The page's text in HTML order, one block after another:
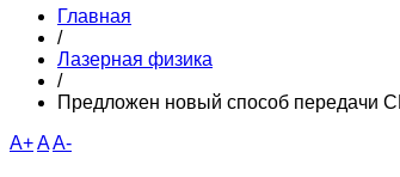
Главная
/
Лазерная физика
/
Предложен новый способ передачи
A+AA-